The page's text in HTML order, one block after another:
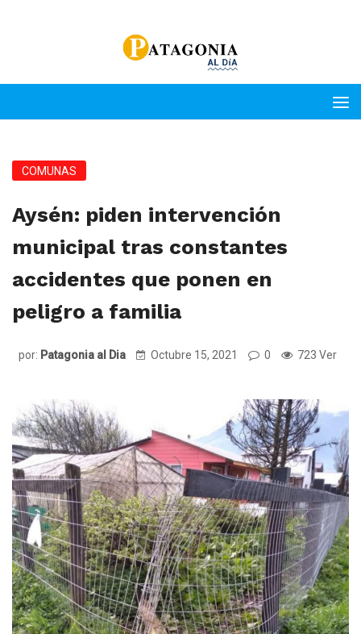
COMUNAS
Aysén: piden intervención
municipal tras constantes
accidentes que ponen en
peligro a familia
por: Patagonia al Dia Octubre 15, 2021 0 723 Ver